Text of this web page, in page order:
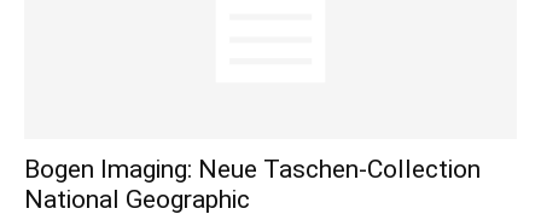
Bogen Imaging: Neue Taschen-Collection
National Geographic